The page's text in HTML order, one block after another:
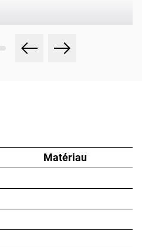
Matériau